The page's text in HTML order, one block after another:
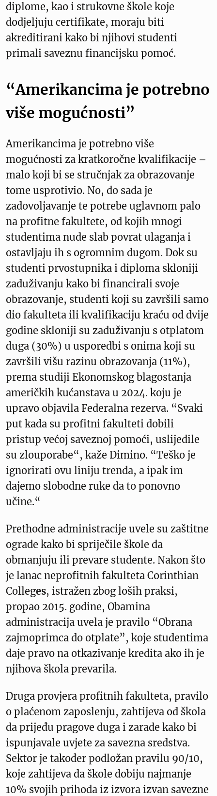
diplome, kao i strukovne škole koje
dodjeljuju certifikate, moraju biti
akreditirani kako bi njihovi studenti
primali saveznu financijsku pomoć.
“Amerikancima je potrebno
više mogućnosti”
Amerikancima je potrebno više
mogućnosti za kratkoročne kvalifikacije –
malo koji bi se stručnjak za obrazovanje
tome usprotivio. No, do sada je
zadovoljavanje te potrebe uglavnom palo
na profitne fakultete, od kojih mnogi
studentima nude slab povrat ulaganja i
ostavljaju ih s ogromnim dugom. Dok su
studenti prvostupnika i diploma skloniji
zaduživanju kako bi financirali svoje
obrazovanje, studenti koji su završili samo
dio fakulteta ili kvalifikaciju kraću od dvije
godine skloniji su zaduživanju s otplatom
duga (30%) u usporedbi s onima koji su
završili višu razinu obrazovanja (11%),
prema studiji Ekonomskog blagostanja
američkih kućanstava u 2024. koju je
upravo objavila Federalna rezerva. “Svaki
put kada su profitni fakulteti dobili
pristup većoj saveznoj pomoći, uslijedile
su zlouporabe“, kaže Dimino. “Teško je
ignorirati ovu liniju trenda, a ipak im
dajemo slobodne ruke da to ponovno
učine.“
Prethodne administracije uvele su zaštitne
ograde kako bi spriječile škole da
obmanjuju ili prevare studente. Nakon što
je lanac neprofitnih fakulteta Corinthian
Colleges, istražen zbog loših praksi,
propao 2015. godine, Obamina
administracija uvela je pravilo “Obrana
zajmoprimca do otplate”, koje studentima
daje pravo na otkazivanje kredita ako ih je
njihova škola prevarila.
Druga provjera profitnih fakulteta, pravilo
o plaćenom zaposlenju, zahtijeva od škola
da prijeđu pragove duga i zarade kako bi
ispunjavale uvjete za savezna sredstva.
Sektor je također podložan pravilu 90/10,
koje zahtijeva da škole dobiju najmanje
10% svojih prihoda iz izvora izvan savezne